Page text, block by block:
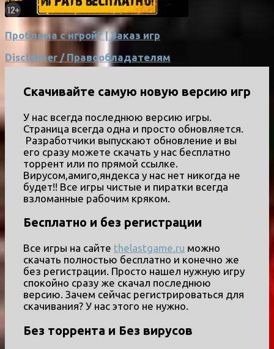
Проблема с игрой? | Заказ игр
Disclaimer / Правообладателям
Скачивайте самую новую версию игр
У нас всегда последнюю версию игры.
Страница всегда одна и просто обновляется.
Разработчики выпускают обновление и вы
его сразу можете скачать у нас бесплатно
торрент или по прямой ссылке.
Вирусом,амиго,яндекса у нас нет никогда не
будет!! Все игры чистые и пиратки всегда
взломанные рабочим кряком.
Бесплатно и без регистрации
Все игры на сайте thelastgame.ru можно
скачать полностью бесплатно и конечно же
без регистрации. Просто нашел нужную игру
спокойно сразу же скачал последнюю
версию. Зачем сейчас регистрироваться для
скачивания? У нас этого не нужно.
Без торрента и Без вирусов